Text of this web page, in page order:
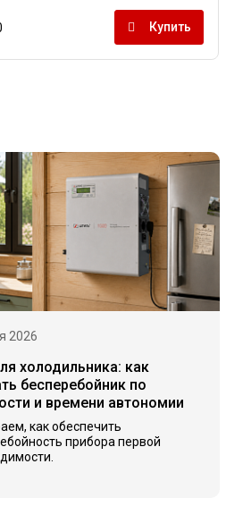
Купить
2026
холодильника: как
бесперебойник по
и времени автономии
как обеспечить
прибора первой